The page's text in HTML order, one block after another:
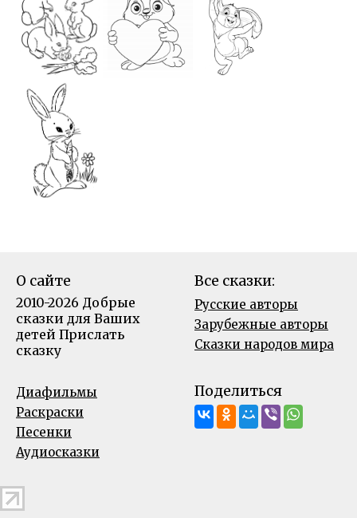
О сайте
2010-2026 Добрые
сказки для Ваших
детей Прислать
сказку
Все сказки:
Русские авторы
Зарубежные авторы
Сказки народов мира
Диафильмы
Раскраски
Песенки
Аудиосказки
Поделиться